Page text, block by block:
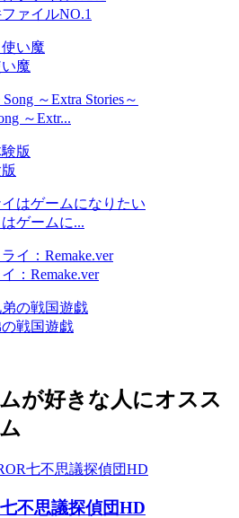
ァイルNO.1
魔
～Extr...
ゲームに...
：Remake.ver
戦国遊戯
が好きな人にオスス
不思議探偵団HD